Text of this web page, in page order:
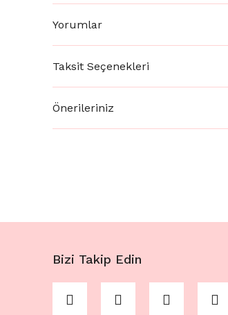
Yorumlar
Taksit Seçenekleri
Önerileriniz
Bizi Takip Edin